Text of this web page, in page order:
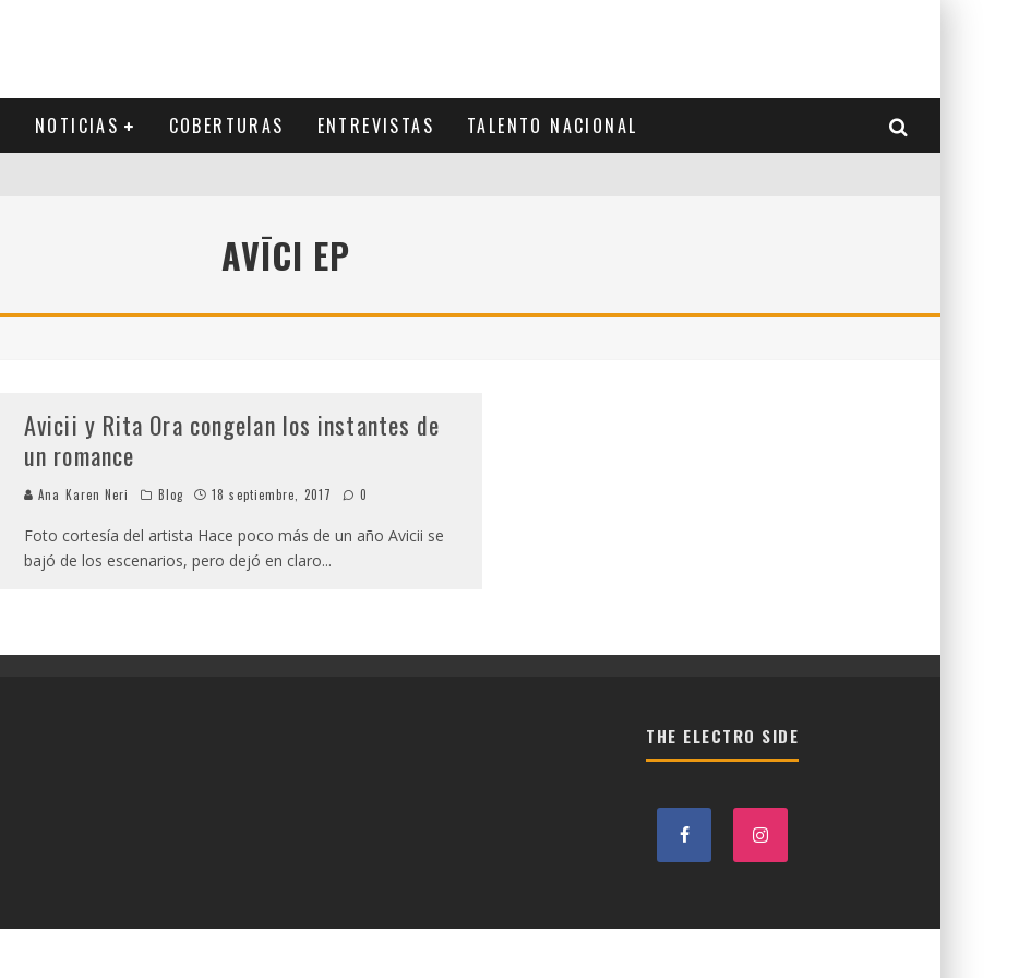
NOTICIAS COBERTURAS ENTREVISTAS TALENTO NACIONAL
AVĪCI EP
Avicii y Rita Ora congelan los instantes de
un romance
Ana Karen Neri Blog 18 septiembre, 2017 0
Foto cortesía del artista Hace poco más de un año Avicii se
bajó de los escenarios, pero dejó en claro...
THE ELECTRO SIDE